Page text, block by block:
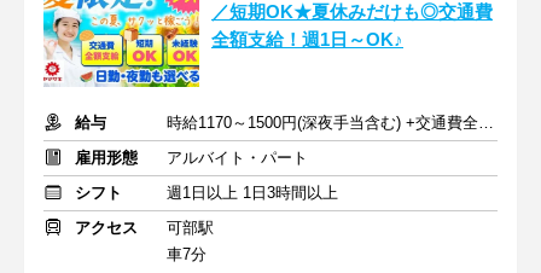
／短期OK★夏休みだけも◎交通費
全額支給！週1日～OK♪
給与
時給1170～1500円(深夜手当含む) +交通費全額支給
雇用形態
アルバイト・パート
シフト
週1日以上 1日3時間以上
アクセス
可部駅
車7分